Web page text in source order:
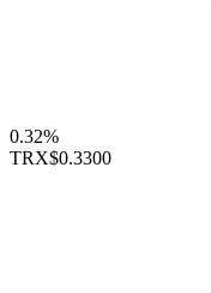
0.32%
TRX$0.3300